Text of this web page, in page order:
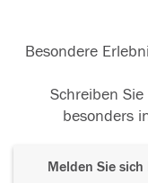
Besondere
Schreiben
besonders
Melden Sie